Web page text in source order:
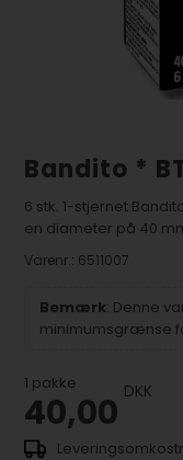
Bandito *
6 stk. 1-stjernet
en diameter på 40
Varenr.: 6511007
Bemærk: Denne
minimumsgrænse
1 pakke
40,00 DKK